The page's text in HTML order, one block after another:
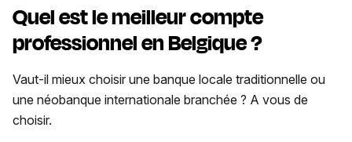
Quel est le meilleur compte
professionnel en Belgique ?
Vaut-il mieux choisir une banque locale traditionnelle ou
une néobanque internationale branchée ? A vous de
choisir.